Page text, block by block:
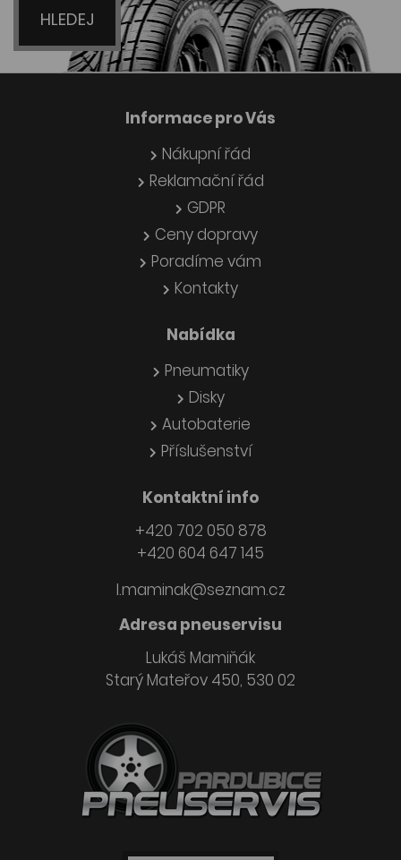
HLEDEJ
Informace pro Vás
Nákupní řád
Reklamační řád
GDPR
Ceny dopravy
Poradíme vám
Kontakty
Nabídka
Pneumatiky
Disky
Autobaterie
Příslušenství
Kontaktní info
+420 702 050 878
+420 604 647 145
l.maminak@seznam.cz
Adresa pneuservisu
Lukáš Mamiňák
Starý Mateřov 450, 530 02